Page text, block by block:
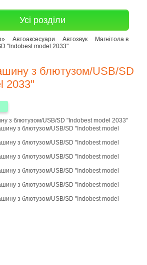
Усі розділи
Автоаксесуари Автозвук
Магнітола в
"Indobest model 2033"
з блютузом/USB/SD
2033"